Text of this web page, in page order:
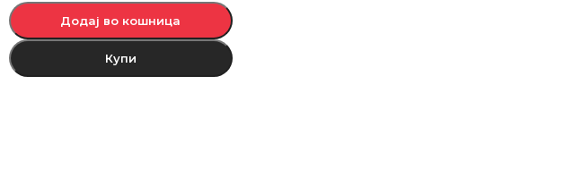
Додај во кошница
Купи